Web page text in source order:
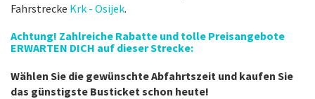
Fahrstrecke Krk - Osijek.
Achtung! Zahlreiche Rabatte und tolle Preisangebote
ERWARTEN DICH auf dieser Strecke:
Wählen Sie die gewünschte Abfahrtszeit und kaufen Sie
das günstigste Busticket schon heute!